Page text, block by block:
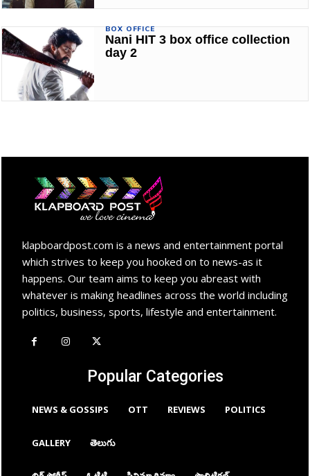
BOX OFFICE
Nani HIT 3 box office collection
day 2
klapboardpost.com is a news and entertainment portal
which strives to keep you hooked on to news-as it
happens. Our team aims to keep you abreast with
whatever is making headlines across the world including
politics, business, sports, lifestyle and entertainment.
Popular Categories
NEWS & GOSSIPS OTT REVIEWS POLITICS
GALLERY తెలుగు